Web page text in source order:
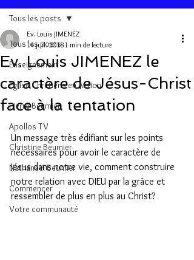
Tous les posts
Enseignement
Eglise Chrétiens en Action
Pierre Beumier
Apollos TV
Christine Beumier
Nathanaël Beumier
Commencer
Votre communauté
Tous les posts
Ev. Louis JIMENEZ le
caractère de Jésus-Christ
face à la tentation
Ev. Louis JIMENEZ
14 juil. 20181 min de lecture
Un message très édifiant sur les points
nécessaires pour avoir le caractère de
Jésus dans notre vie, comment construire
notre relation avec DIEU par la grâce et
ressembler de plus en plus au Christ?